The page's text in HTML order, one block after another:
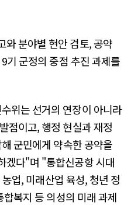
와 분야별 현안 검토, 공약
기 군정의 중점 추진 과제를
위는 선거의 연장이 아니라
점이고, 행정 현실과 재정
군민에게 약속한 공약을
겠다"며 "통합신공항 시대
업, 미래산업 육성, 청년 정
복지 등 의성의 미래 과제